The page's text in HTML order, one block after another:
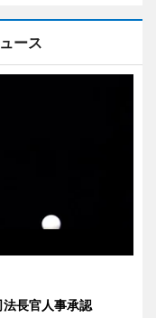
ース
長官人事承認